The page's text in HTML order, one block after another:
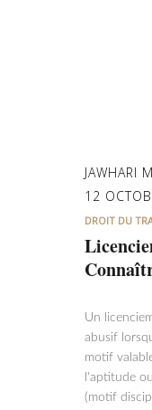
JAWHARI
12
DROIT DU
Un
abusif
motif
l'aptitude
(motif